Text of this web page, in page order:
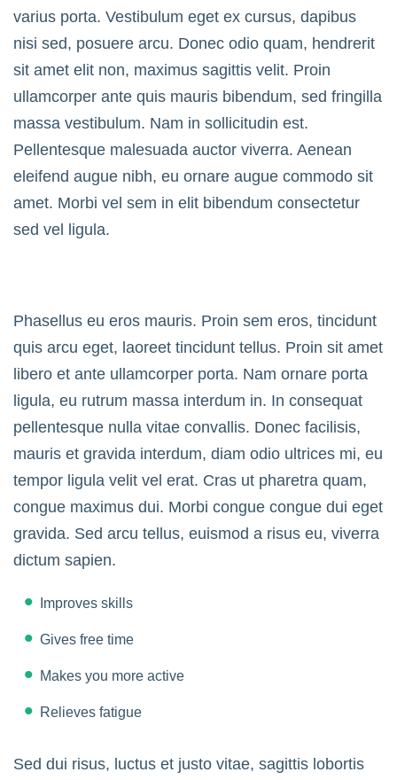
varius porta. Vestibulum eget ex cursus, dapibus
nisi sed, posuere arcu. Donec odio quam, hendrerit
sit amet elit non, maximus sagittis velit. Proin
ullamcorper ante quis mauris bibendum, sed fringilla
massa vestibulum. Nam in sollicitudin est.
Pellentesque malesuada auctor viverra. Aenean
eleifend augue nibh, eu ornare augue commodo sit
amet. Morbi vel sem in elit bibendum consectetur
sed vel ligula.
Phasellus eu eros mauris. Proin sem eros, tincidunt
quis arcu eget, laoreet tincidunt tellus. Proin sit amet
libero et ante ullamcorper porta. Nam ornare porta
ligula, eu rutrum massa interdum in. In consequat
pellentesque nulla vitae convallis. Donec facilisis,
mauris et gravida interdum, diam odio ultrices mi, eu
tempor ligula velit vel erat. Cras ut pharetra quam,
congue maximus dui. Morbi congue congue dui eget
gravida. Sed arcu tellus, euismod a risus eu, viverra
dictum sapien.
Improves skills
Gives free time
Makes you more active
Relieves fatigue
Sed dui risus, luctus et justo vitae, sagittis lobortis